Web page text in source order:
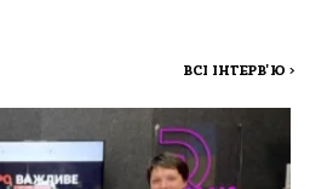
ВСІ ІНТЕРВ'Ю >